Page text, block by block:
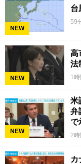
NEW
台
59
NEW
高
法
1
NEW
米
弁
で
2